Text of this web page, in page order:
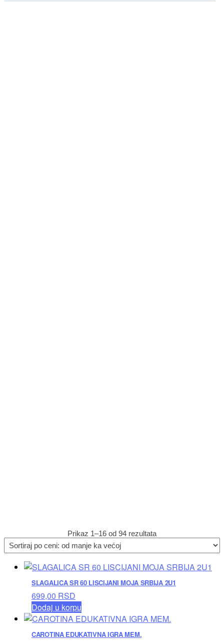
Prikaz 1–16 od 94 rezultataSortirano
niže
višoj
SLAGALICA SR 60 LISCIJANI MOJA SRBIJA 2U1
699,00 RSD
Dodaj u korpu
CAROTINA EDUKATIVNA IGRA MEM.